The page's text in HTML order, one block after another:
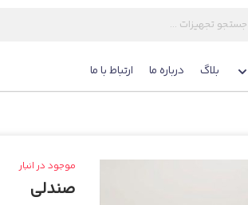
بلاگ درباره ما ارتباط با ما
موجود در انبار
صندلی